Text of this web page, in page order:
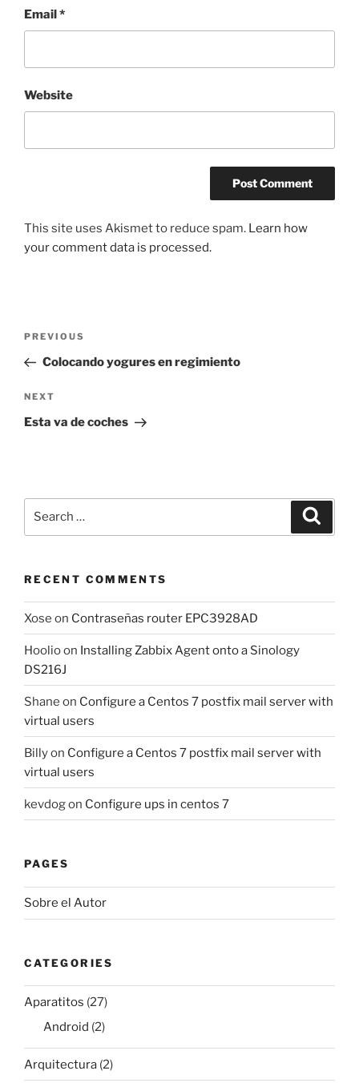
Email *
Website
This site uses Akismet to reduce spam. Learn how
your comment data is processed.
Previous
Post
PREVIOUS
Colocando yogures en regimiento
Next
Post
NEXT
Esta va de coches
RECENT COMMENTS
Xose on Contraseñas router EPC3928AD
Hoolioon Installing Zabbix Agent onto a Sinology
DS216J
Shane on Configure a Centos 7 postfix mail server with
virtual users
Billyon Configure a Centos 7 postfix mail server with
virtual users
kevdogon Configure ups in centos 7
PAGES
Sobre el Autor
CATEGORIES
Aparatitos (27)
Android (2)
Arquitectura (2)